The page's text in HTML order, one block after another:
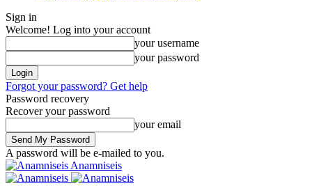
Sign in
Welcome! Log into your account
your username
your password
Forgot your password? Get help
Password recovery
Recover your password
your email
A password will be e-mailed to you.
Anamniseis